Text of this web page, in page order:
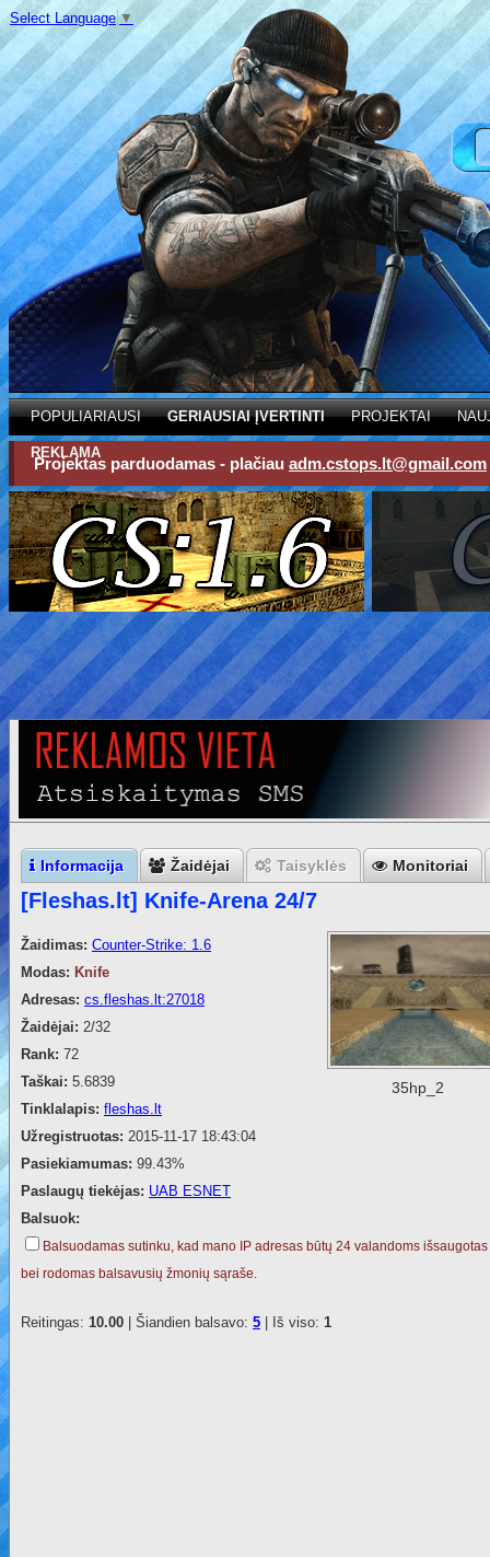
Select Language ▼
POPULIARIAUSI GERIAUSIAI ĮVERTINTI PROJEKTAI
REKLAMA
Projektas parduodamas - plačiau adm.cstops.lt@gmail.com
Informacija Žaidėjai Taisyklės Monitoriai
[Fleshas.lt] Knife-Arena 24/7
Žaidimas: Counter-Strike: 1.6
Modas: Knife
Adresas: cs.fleshas.lt:27018
Žaidėjai: 2/32
Rank: 72
Taškai: 5.6839
Tinklalapis: fleshas.lt
Užregistruotas: 2015-11-17 18:43:04
Pasiekiamumas: 99.43%
Paslaugų tiekėjas: UAB ESNET
Balsuok:
Balsuodamas sutinku, kad mano IP adresas būtų 24 valandoms išsaugotas
bei rodomas balsavusių žmonių sąraše.
Reitingas: 10.00 | Šiandien balsavo: 5 | Iš viso: 1
35hp_2